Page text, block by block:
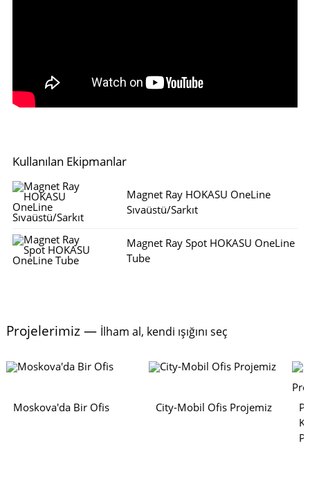
Kullanılan Ekipmanlar
Magnet Ray HOKASU OneLine
Sıvaüstü/Sarkıt
Magnet Ray Spot HOKASU OneLine
Tube
Projelerimiz — İlham al, kendi ışığını seç
Moskova'da Bir Ofis City-Mobil Ofis Projemiz